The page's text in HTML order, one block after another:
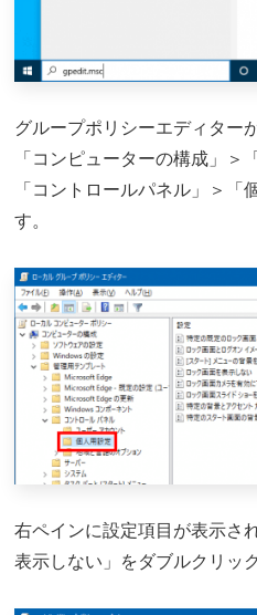
グループポリシーエディター
「コンピューターの構成」＞
「コントロールパネル」＞「
す。
右ペインに設定項目が表示さ
表示しない」をダブルクリッ